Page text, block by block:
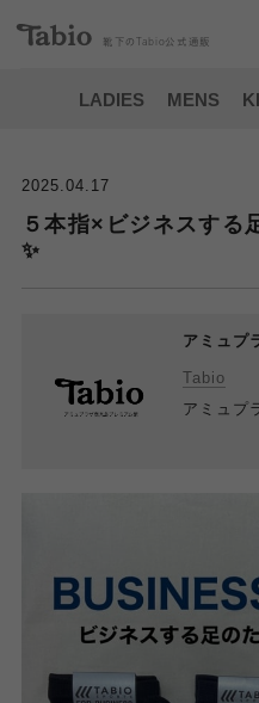
靴下の Tabio 公式通販
LADIES MENS
2025.04.17
５本指×ビジネスする
✨
アミュプ
Tabio
アミュプ